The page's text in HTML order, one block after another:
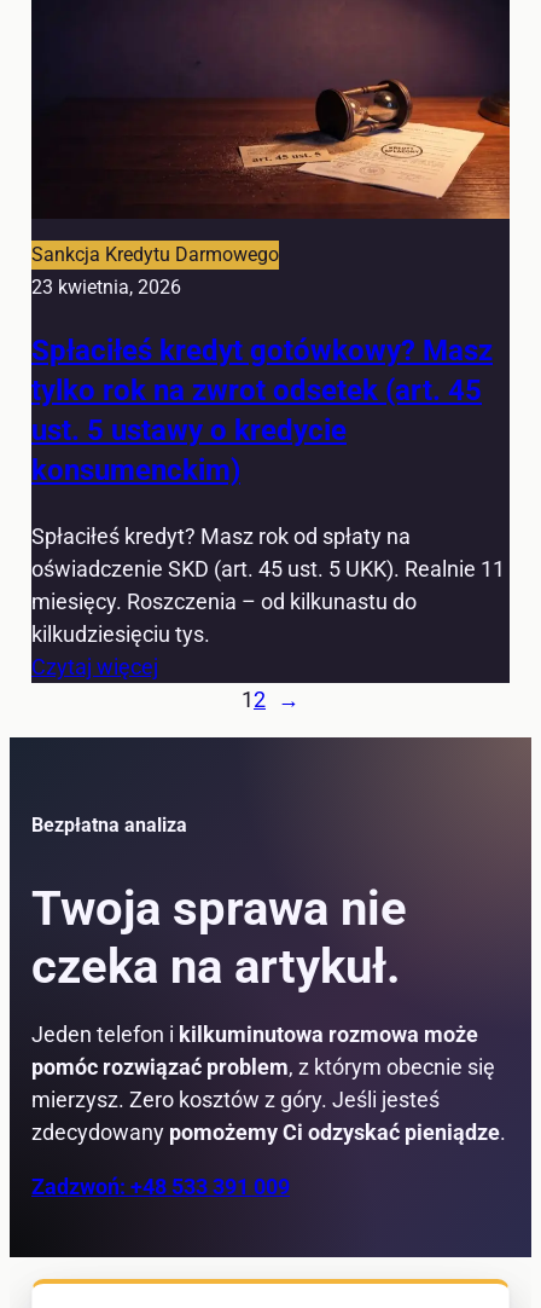
Sankcja Kredytu Darmowego
23 kwietnia, 2026
Spłaciłeś kredyt gotówkowy? Masz
tylko rok na zwrot odsetek (art. 45
ust. 5 ustawy o kredycie
konsumenckim)
Spłaciłeś kredyt? Masz rok od spłaty na
oświadczenie SKD (art. 45 ust. 5 UKK). Realnie 11
miesięcy. Roszczenia – od kilkunastu do
kilkudziesięciu tys.
Czytaj więcej
12 →
Bezpłatna analiza
Twoja sprawa nie
czeka na artykuł.
Jeden telefon i kilkuminutowa rozmowa może
pomóc rozwiązać problem, z którym obecnie się
mierzysz. Zero kosztów z góry. Jeśli jesteś
zdecydowany pomożemy Ci odzyskać pieniądze.
Zadzwoń: +48 533 391 009